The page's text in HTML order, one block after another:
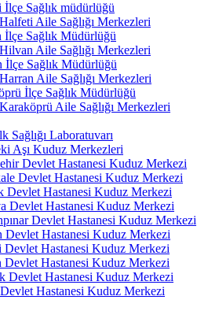
Sağlık müdürlüğü
Halfeti Aile Sağlığı Merkezleri
Sağlık Müdürlüğü
Hilvan Aile Sağlığı Merkezleri
İlçe Sağlık Müdürlüğü
Harran Aile Sağlığı Merkezleri
İlçe Sağlık Müdürlüğü
Karaköprü Aile Sağlığı Merkezleri
Sağlığı Laboratuvarı
Aşı Kuduz Merkezleri
Devlet Hastanesi Kuduz Merkezi
Devlet Hastanesi Kuduz Merkezi
Devlet Hastanesi Kuduz Merkezi
Devlet Hastanesi Kuduz Merkezi
Devlet Hastanesi Kuduz Merkezi
Devlet Hastanesi Kuduz Merkezi
Devlet Hastanesi Kuduz Merkezi
Devlet Hastanesi Kuduz Merkezi
Devlet Hastanesi Kuduz Merkezi
Hastanesi Kuduz Merkezi